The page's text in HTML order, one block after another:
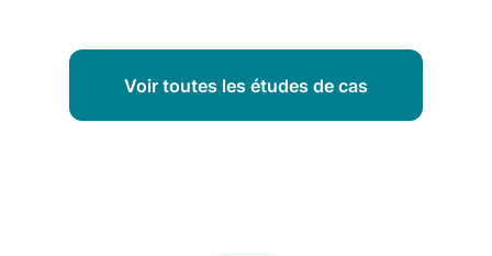
Voir toutes les études de cas